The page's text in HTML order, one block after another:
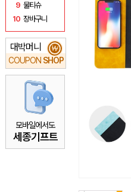
9 물티슈
10 장바구니
대박머니
COUPON SHOP
₩
모바일에서도
세종기프트